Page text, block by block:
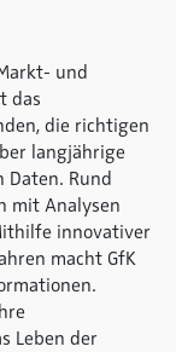
und
das
die richtigen
langjährige
Daten. Rund
mit Analysen
innovativer
macht GfK
Leben der